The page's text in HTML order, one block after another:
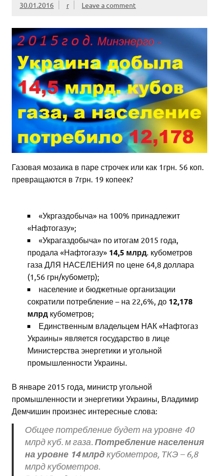
30.01.2016 r Leave a comment
Газовая мозаика в паре строчек или как 1грн. 56 коп.
превращаются в 7грн. 19 копеек?
«Укргаздобыча» на 100% принадлежит
«Нафтогазу»;
«Украгаздобыча» по итогам 2015 года,
продала «Нафтогазу» 14,5 млрд . кубометров
газа ДЛЯ НАСЕЛЕНИЯ по цене 64,8 доллара
(1,56 грн/кубометр);
население и бюджетные организации
сократили потребление – на 22,6%, до 12,178
млрд кубометров;
Единственным владельцем НАК «Нафтогаз
Украины» является государство в лице
Министерства энергетики и угольной
промышленности Украины.
В январе 2015 года, министр угольной
промышленности и энергетики Украины, Владимир
Демчишин произнес интересные слова:
Общее потребление будет на уровне 40
млрд куб. м газа.Потребление населения
на уровне 14 млрдкубометров, ТКЭ – 6,8
млрд кубометров.